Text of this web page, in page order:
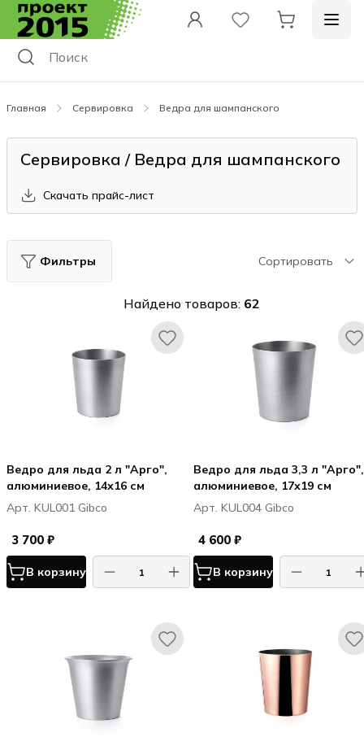
Главная Сервировка Ведра для шампанского
Сервировка / Ведра для шампанского
Скачать прайс-лист
Фильтры Сортировать
Найдено товаров: 62
Ведро для льда 2 л "Арго",
алюминиевое, 14х16 см
Арт. KUL001 Gibco
3 700 ₽
В корзину
Ведро для льда 3,3 л "Арго",
алюминиевое, 17х19 см
Арт. KUL004 Gibco
4 600 ₽
В корзину